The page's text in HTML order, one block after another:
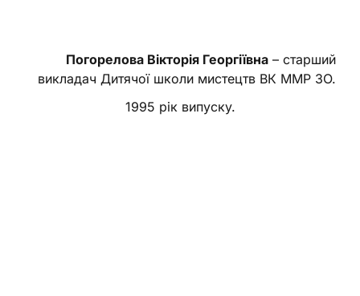
Погорелова Вікторія Георгіївна – старший
викладач Дитячої школи мистецтв ВК ММР ЗО.
1995 рік випуску.